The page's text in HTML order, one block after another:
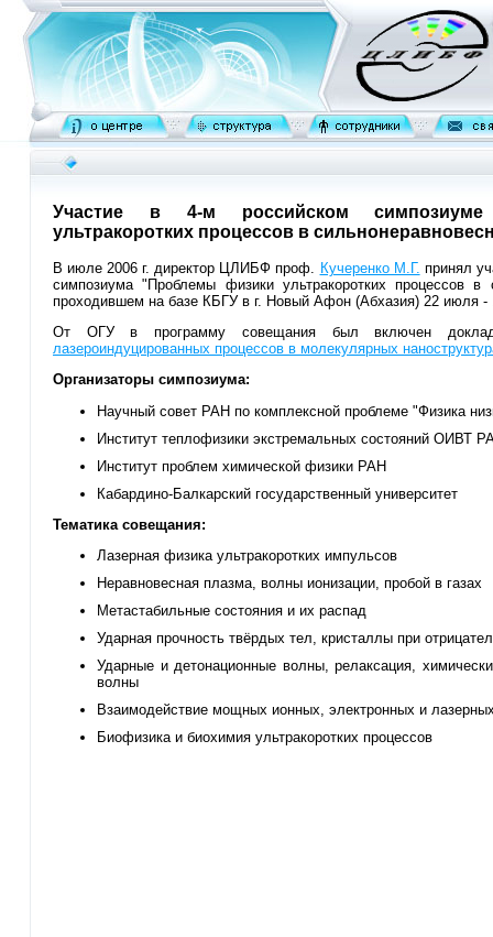
Участие в 4-м российском
ультракоротких процессов в
В июле 2006 г. директор ЦЛИБФ проф. Кучеренко М.Г. принял
симпозиума "Проблемы физики ультракоротких процессов в
проходившем на базе КБГУ в г. Новый Афон (Абхазия) 22 июля -
От ОГУ в программу совещания был включен
лазероиндуцированных процессов в молекулярных
Организаторы симпозиума:
Научный совет РАН по комплексной проблеме "Физика
Институт теплофизики экстремальных состояний ОИВТ
Институт проблем химической физики РАН
Кабардино-Балкарский государственный университет
Тематика совещания:
Лазерная физика ультракоротких импульсов
Неравновесная плазма, волны ионизации, пробой в газах
Метастабильные состояния и их распад
Ударная прочность твёрдых тел, кристаллы при
Ударные и детонационные волны, релаксация,
волны
Взаимодействие мощных ионных, электронных и
Биофизика и биохимия ультракоротких процессов